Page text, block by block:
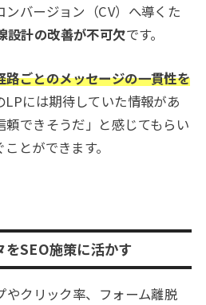
バージョン（CV）へ導くた
設計の改善が不可欠です。
路ごとのメッセージの一貫性を
LPには期待していた情報があ
頼できそうだ」と感じてもらい
とができます。
SEO施策に活かす
やクリック率、フォーム離脱